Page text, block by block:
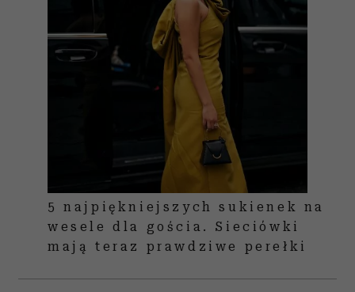
5 najpiękniejszych sukienek na
wesele dla gościa. Sieciówki
mają teraz prawdziwe perełki